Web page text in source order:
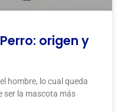
origen y
hombre, lo cual queda
ser la mascota más